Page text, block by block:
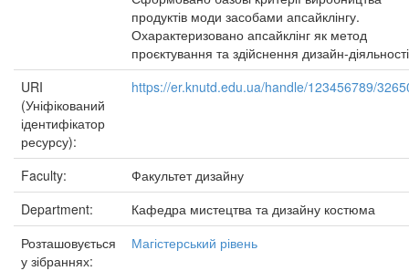
продуктів моди засобами апсайклінгу.
Охарактеризовано апсайклінг як метод
проєктування та здійснення дизайн-
URI
(Уніфікований
ідентифікатор
ресурсу):
https://er.knutd.edu.ua/handle/123456789/
Faculty:
Факультет дизайну
Department:
Кафедра мистецтва та дизайну костюма
Розташовується
у зібраннях:
Магістерський рівень